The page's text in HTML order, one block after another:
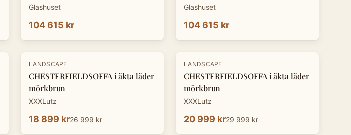
Glashuset
104 615 kr
Glashuset
104 615 kr
- 30%
LANDSCAPE
CHESTERFIELDSOFFA i äkta läder
mörkbrun
XXXLutz
18 899 kr26 999 kr
- 30%
LANDSCAPE
CHESTERFIELDSOFFA i äkta läder
mörkbrun
XXXLutz
20 999 kr29 999 kr